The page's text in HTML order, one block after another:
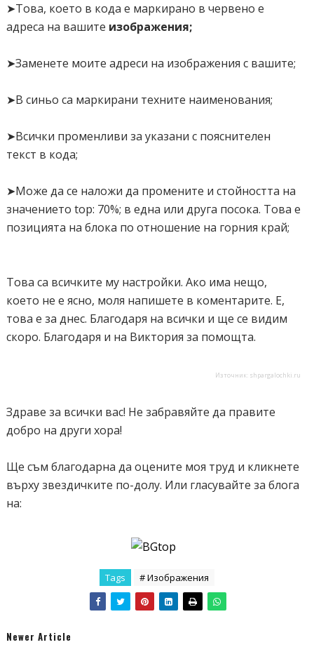
</ul>
</div>
.slides {
margin:50px auto;
position:relative;
.slides ul {
list-style:none;
position:relative;
@-webkit-keyframes anim_slides {
0% {
opacity:0;
}
24% {
30% {
opacity:0;
opacity:0;
}
@-moz-keyframes anim_slides {
➤Това, което в кода е маркирано в червено е
адреса на вашите изображения;
➤Заменете моите адреси на изображения с вашите;
➤В синьо са маркирани техните наименования;
➤Всички променливи за указани с пояснителен
текст в кода;
➤Може да се наложи да промените и стойността на
значението top: 70%; в една или друга посока. Това е
позицията на блока по отношение на горния край;
Това са всичките му настройки. Ако има нещо,
което не е ясно, моля напишете в коментарите. Е,
това е за днес. Благодаря на всички и ще се видим
скоро. Благодаря и на Виктория за помощта.
Източник: shpargalochki.ru
Здраве за всички вас! Не забравяйте да правите
добро на други хора!
Ще съм благодарна да оцените моя труд и кликнете
върху звездичките по-долу. Или гласувайте за блога
на:
Tags # Изображения
Newer Article